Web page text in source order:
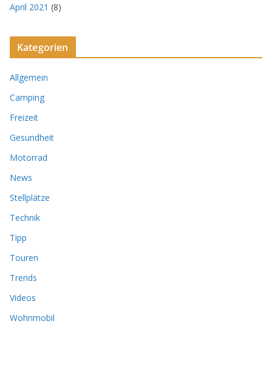
April 2021 (8)
Kategorien
Allgemein
Camping
Freizeit
Gesundheit
Motorrad
News
Stellplätze
Technik
Tipp
Touren
Trends
Videos
Wohnmobil